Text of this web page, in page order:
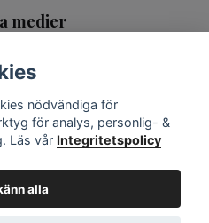
medier
nödvändiga för
för analys, personlig- &
Läs vår Integritetspolicy
alla